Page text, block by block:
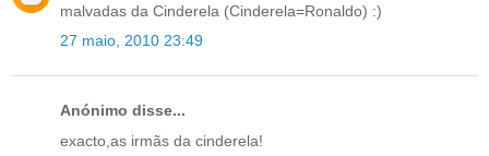
malvadas da Cinderela (Cinderela=Ronaldo) :)
27 maio, 2010 23:49
Anónimo disse...
exacto,as irmãs da cinderela!